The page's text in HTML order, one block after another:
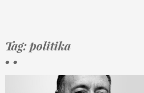
Tag: politika
• •